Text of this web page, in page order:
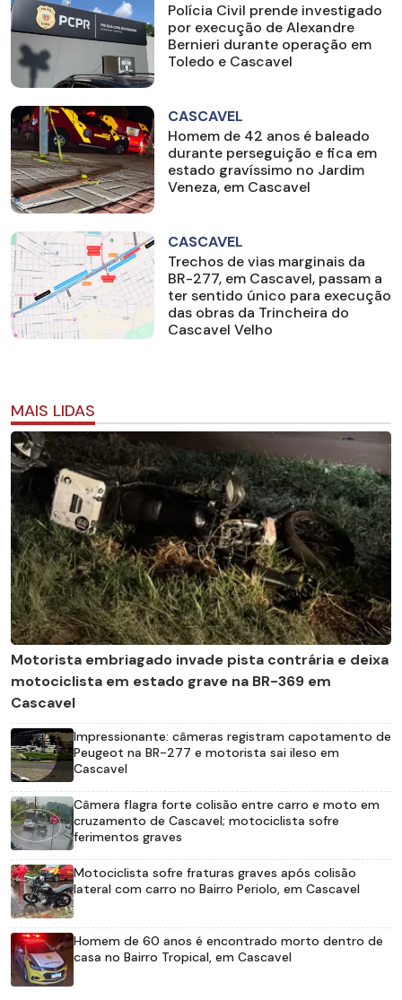
Polícia Civil prende investigado
por execução de Alexandre
Bernieri durante operação em
Toledo e Cascavel
CASCAVEL
Homem de 42 anos é baleado
durante perseguição e fica em
estado gravíssimo no Jardim
Veneza, em Cascavel
CASCAVEL
Trechos de vias marginais da
BR-277, em Cascavel, passam a
ter sentido único para execução
das obras da Trincheira do
Cascavel Velho
MAIS LIDAS
Motorista embriagado invade pista contrária e deixa
motociclista em estado grave na BR-369 em
Cascavel
Impressionante: câmeras registram capotamento de
Peugeot na BR-277 e motorista sai ileso em
Cascavel
Câmera flagra forte colisão entre carro e moto em
cruzamento de Cascavel; motociclista sofre
ferimentos graves
Motociclista sofre fraturas graves após colisão
lateral com carro no Bairro Periolo, em Cascavel
Homem de 60 anos é encontrado morto dentro de
casa no Bairro Tropical, em Cascavel